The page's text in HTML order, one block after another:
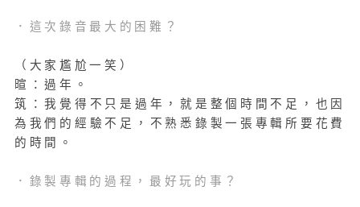
．這次錄音最大的困難？
（大家尷尬一笑）
暄：過年。
筑：我覺得不只是過年，就是整個時間不足，也因
為我們的經驗不足，不熟悉錄製一張專輯所要花費
的時間。
．錄製專輯的過程，最好玩的事？